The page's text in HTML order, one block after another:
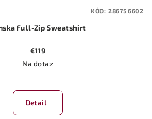
Full-Zip Sweatshirt
€119
Na dotaz
Detail
KÓD: 286756602